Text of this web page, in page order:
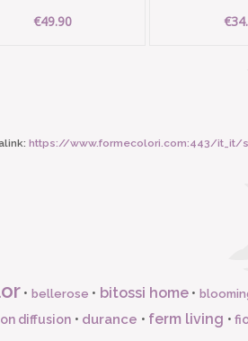
€49.90
https://www.formecolori.com:443/it_it/shop/
• bellerose • bitossi home •
diffusion • durance • ferm living •